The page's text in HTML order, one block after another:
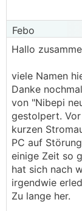
5) Das
und
zu 1) Man
RS485
openHAB
optimal. Ein Pi
Selbst ein
einem Fehler
wäre sowieso
zu 5) Da ich
oder was
Empfehlungen
das Binding
Febo
Hallo
viele Namen
Danke
von "Nibepi
gestolpert.
kurzen
PC auf
einige Zeit so
hat sich nach
irgendwie
Zu lange her.